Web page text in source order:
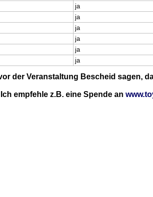
ja
ja
ja
ja
ja
ja
der Veranstaltung Bescheid sagen,
empfehle z.B. eine Spende an